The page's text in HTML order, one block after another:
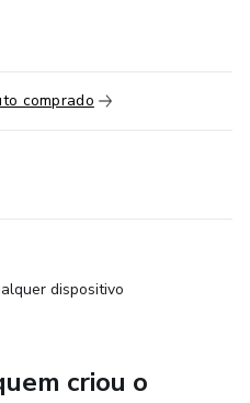
comprado
dispositivo
criou o